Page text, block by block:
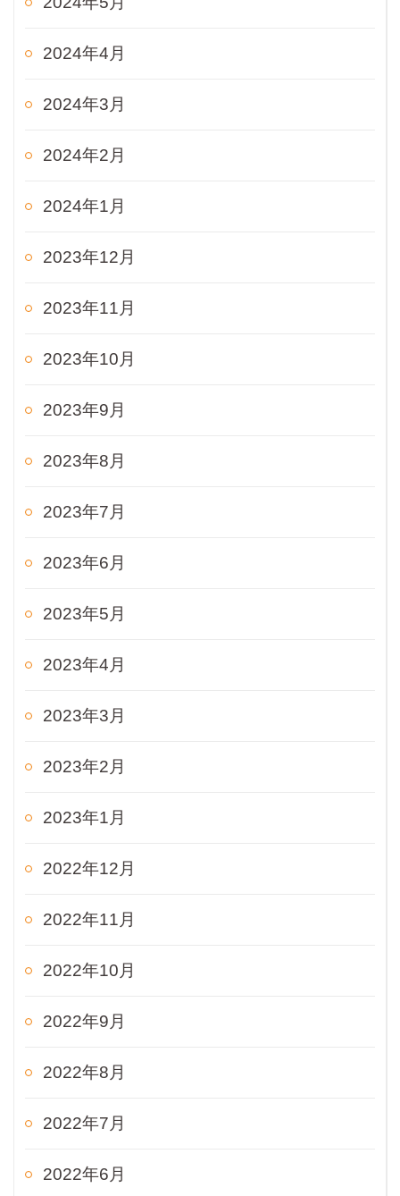
2024年4月
2024年3月
2024年2月
2024年1月
2023年12月
2023年11月
2023年10月
2023年9月
2023年8月
2023年7月
2023年6月
2023年5月
2023年4月
2023年3月
2023年2月
2023年1月
2022年12月
2022年11月
2022年10月
2022年9月
2022年8月
2022年7月
2022年6月